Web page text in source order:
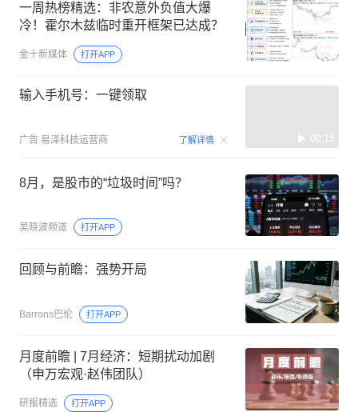
一周热榜精选：非农意外负值大爆
冷！霍尔木兹临时重开框架已达成？
金十新媒体 打开APP
输入手机号：一键领取
广告 易泽科技运营商 了解详情 00:15
8月，是股市的“垃圾时间”吗？
吴晓波频道 打开APP
回顾与前瞻：强势开局
Barrons巴伦 打开APP
月度前瞻 | 7月经济：短期扰动加剧
（申万宏观·赵伟团队）
研报精选 打开APP